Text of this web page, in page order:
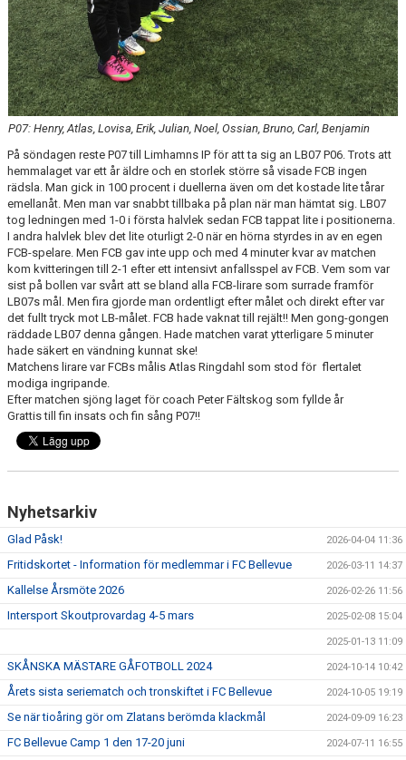
KLÄDBESTÄLLNING
SPONSORER
KLUBBMAGASIN
NATIONELLA SPELFORMER
PROVTRÄNING
SKADEBEHANDLING
VÄRDEGRUND
FOTBOLLSCAMP 2026
TRÄNARUTBILDNING
SUPPORTERPRYLAR
PROJEKT
DOMARE
GYMKORT NORDIC WELLNESS
FYSTRÄNING
POLICY SOCIALA MEDIER
FRITIDSKORTET 2026
P07: Henry, Atlas, Lovisa, Erik, Julian, Noel, Ossian, Bruno, Carl, Benjamin
På söndagen reste P07 till Limhamns IP för att ta sig an LB07 P06. Trots att
hemmalaget var ett år äldre och en storlek större så visade FCB ingen
rädsla. Man gick in 100 procent i duellerna även om det kostade lite tårar
emellanåt. Men man var snabbt tillbaka på plan när man hämtat sig. LB07
tog ledningen med 1-0 i första halvlek sedan FCB tappat lite i positionerna.
I andra halvlek blev det lite oturligt 2-0 när en hörna styrdes in av en egen
FCB-spelare. Men FCB gav inte upp och med 4 minuter kvar av matchen
kom kvitteringen till 2-1 efter ett intensivt anfallsspel av FCB. Vem som var
sist på bollen var svårt att se bland alla FCB-lirare som surrade framför
LB07s mål. Men fira gjorde man ordentligt efter målet och direkt efter var
det fullt tryck mot LB-målet. FCB hade vaknat till rejält!! Men gong-gongen
räddade LB07 denna gången. Hade matchen varat ytterligare 5 minuter
hade säkert en vändning kunnat ske!
Matchens lirare var FCBs målis Atlas Ringdahl som stod för flertalet
modiga ingripande.
Efter matchen sjöng laget för coach Peter Fältskog som fyllde år
Grattis till fin insats och fin sång P07!!
Nyhetsarkiv
Glad Påsk! 2026-04-04 11:36
Fritidskortet - Information för medlemmar i FC Bellevue 2026-03-11 14:37
Kallelse Årsmöte 2026 2026-02-26 11:56
Intersport Skoutprovardag 4-5 mars 2025-02-08 15:04
2025-01-13 11:09
SKÅNSKA MÄSTARE GÅFOTBOLL 2024 2024-10-14 10:42
Årets sista seriematch och tronskiftet i FC Bellevue 2024-10-05 19:19
Se när tioåring gör om Zlatans berömda klackmål 2024-09-09 16:23
FC Bellevue Camp 1 den 17-20 juni 2024-07-11 16:55